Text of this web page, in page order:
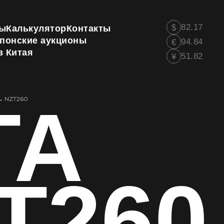
КалькуляторКонтакты
аукционы
Китая
$ 82.17
€ 94.84
¥ 51.82
NZT260